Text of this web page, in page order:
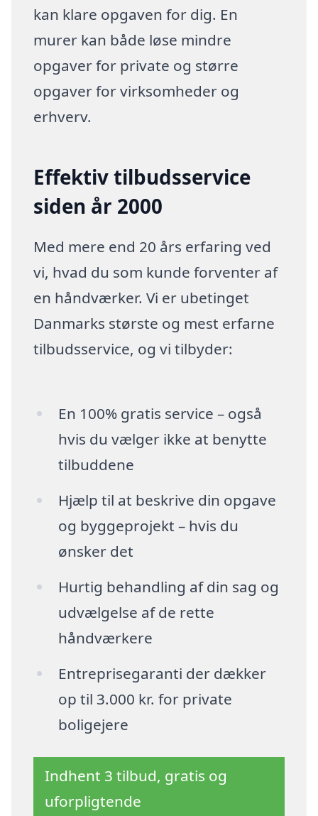
kan klare opgaven for dig. En
murer kan både løse mindre
opgaver for private og større
opgaver for virksomheder og
erhverv.
Effektiv tilbudsservice
siden år 2000
Med mere end 20 års erfaring ved
vi, hvad du som kunde forventer af
en håndværker. Vi er ubetinget
Danmarks største og mest erfarne
tilbudsservice, og vi tilbyder:
En 100% gratis service – også
hvis du vælger ikke at benytte
tilbuddene
Hjælp til at beskrive din opgave
og byggeprojekt – hvis du
ønsker det
Hurtig behandling af din sag og
udvælgelse af de rette
håndværkere
Entreprisegaranti der dækker
op til 3.000 kr. for private
boligejere
Indhent 3 tilbud, gratis og
uforpligtende